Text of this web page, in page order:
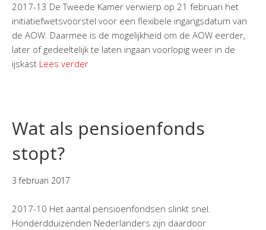
2017-13 De Tweede Kamer verwierp op 21 februari het
initiatiefwetsvoorstel voor een flexibele ingangsdatum van
de AOW. Daarmee is de mogelijkheid om de AOW eerder,
later of gedeeltelijk te laten ingaan voorlopig weer in de
ijskast Lees verder
Wat als pensioenfonds
stopt?
3 februari 2017
2017-10 Het aantal pensioenfondsen slinkt snel.
Honderdduizenden Nederlanders zijn daardoor